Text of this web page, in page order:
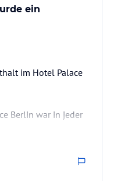
ein
im Hotel Palace
Berlin war in jeder
eines
mussten wir
finden